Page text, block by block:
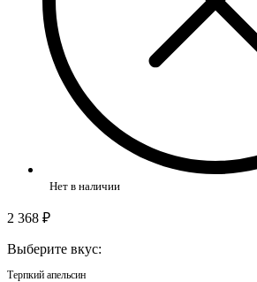
Нет в наличии
2 368 ₽
Выберите вкус:
Терпкий апельсин